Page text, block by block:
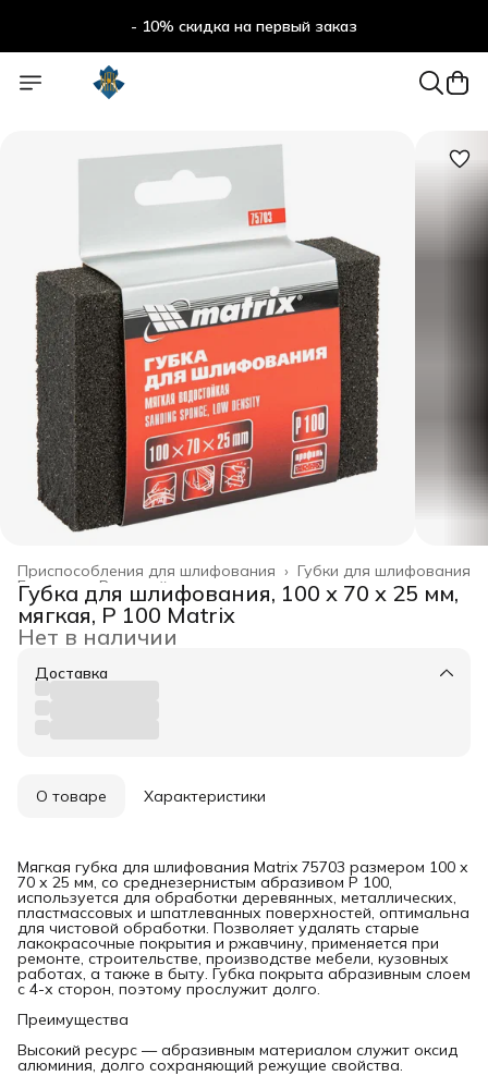
Губки для шлифования
Приспособления для шлифования ›
Режущий инструмент ›
Главная ›
Губка для шлифования, 100 х 70 х 25 мм,
мягкая, P 100 Matrix
Нет в наличии
Доставка
О товаре Характеристики
Мягкая губка для шлифования Matrix 75703 размером 100 х
70 х 25 мм, со среднезернистым абразивом P 100,
используется для обработки деревянных, металлических,
пластмассовых и шпатлеванных поверхностей, оптимальна
для чистовой обработки. Позволяет удалять старые
лакокрасочные покрытия и ржавчину, применяется при
ремонте, строительстве, производстве мебели, кузовных
работах, а также в быту. Губка покрыта абразивным слоем
с 4-х сторон, поэтому прослужит долго.
Преимущества
Высокий ресурс — абразивным материалом служит оксид
алюминия, долго сохраняющий режущие свойства.